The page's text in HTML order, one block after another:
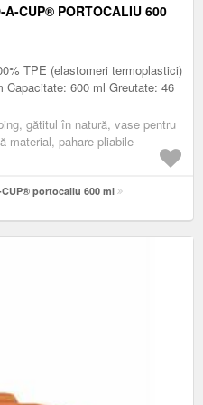
CUP® PORTOCALIU 600
TPE (elastomeri termoplastici)
600 ml Greutate: 46
gătitul în natură, vase pentru
material, pahare pliabile
portocaliu 600 ml